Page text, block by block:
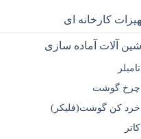
کارخانه ای
آلات آماده سازی
تامبلر
چرخ گوشت
خرد کن گوشت(فلیکر)
کاتر